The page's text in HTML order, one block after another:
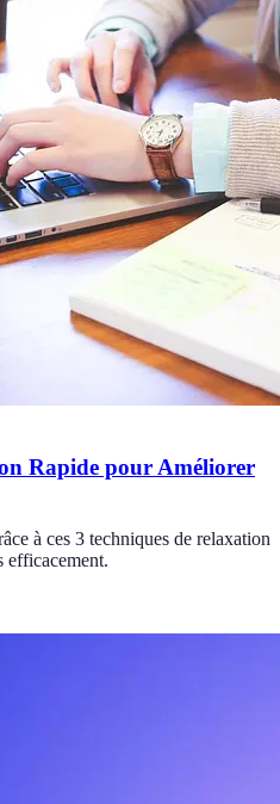
Rapide pour Améliorer
à ces 3 techniques de relaxation
efficacement.